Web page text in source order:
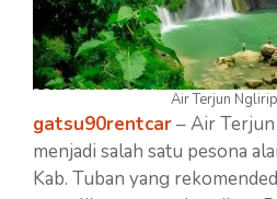
Air Terjun
gatsu90rentcar– Air
menjadi salah satu pesona
Kab. Tuban yang